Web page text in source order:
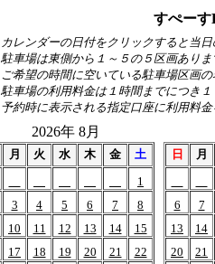
すぺー
カレンダーの日付をクリックすると当
駐車場は東側から１～５の５区画ありま
ご希望の時間に空いている駐車場区画
駐車場の利用料金は１時間までにつき
予約時に表示される指定口座に利用料
2026年 8月
月 火 水 木 金
土
1
3 4 5 6 7
8
10 11 12 13 14
15
17 18 19 20 21
22
日 月
6
7
13
14
20
21